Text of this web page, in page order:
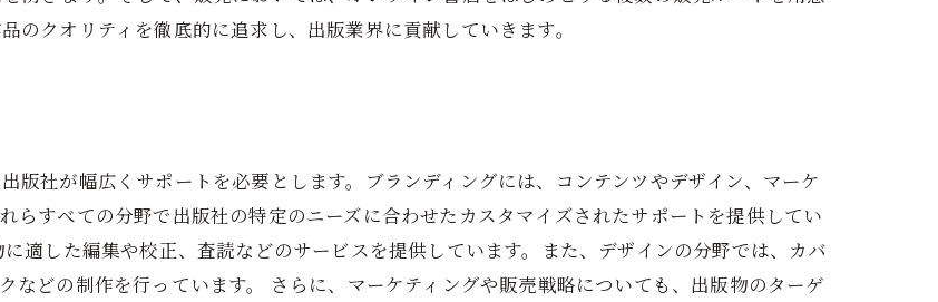
のクオリティを徹底的に追求し、出版業界に貢献していきます。
版社が幅広くサポートを必要とします。ブランディングには、コンテンツやデザイン、マーケ
らすべての分野で出版社の特定のニーズに合わせたカスタマイズされたサポートを提供してい
適した編集や校正、査読などのサービスを提供しています。また、デザインの分野では、カバ
などの制作を行っています。 さらに、マーケティングや販売戦略についても、出版物のターゲ